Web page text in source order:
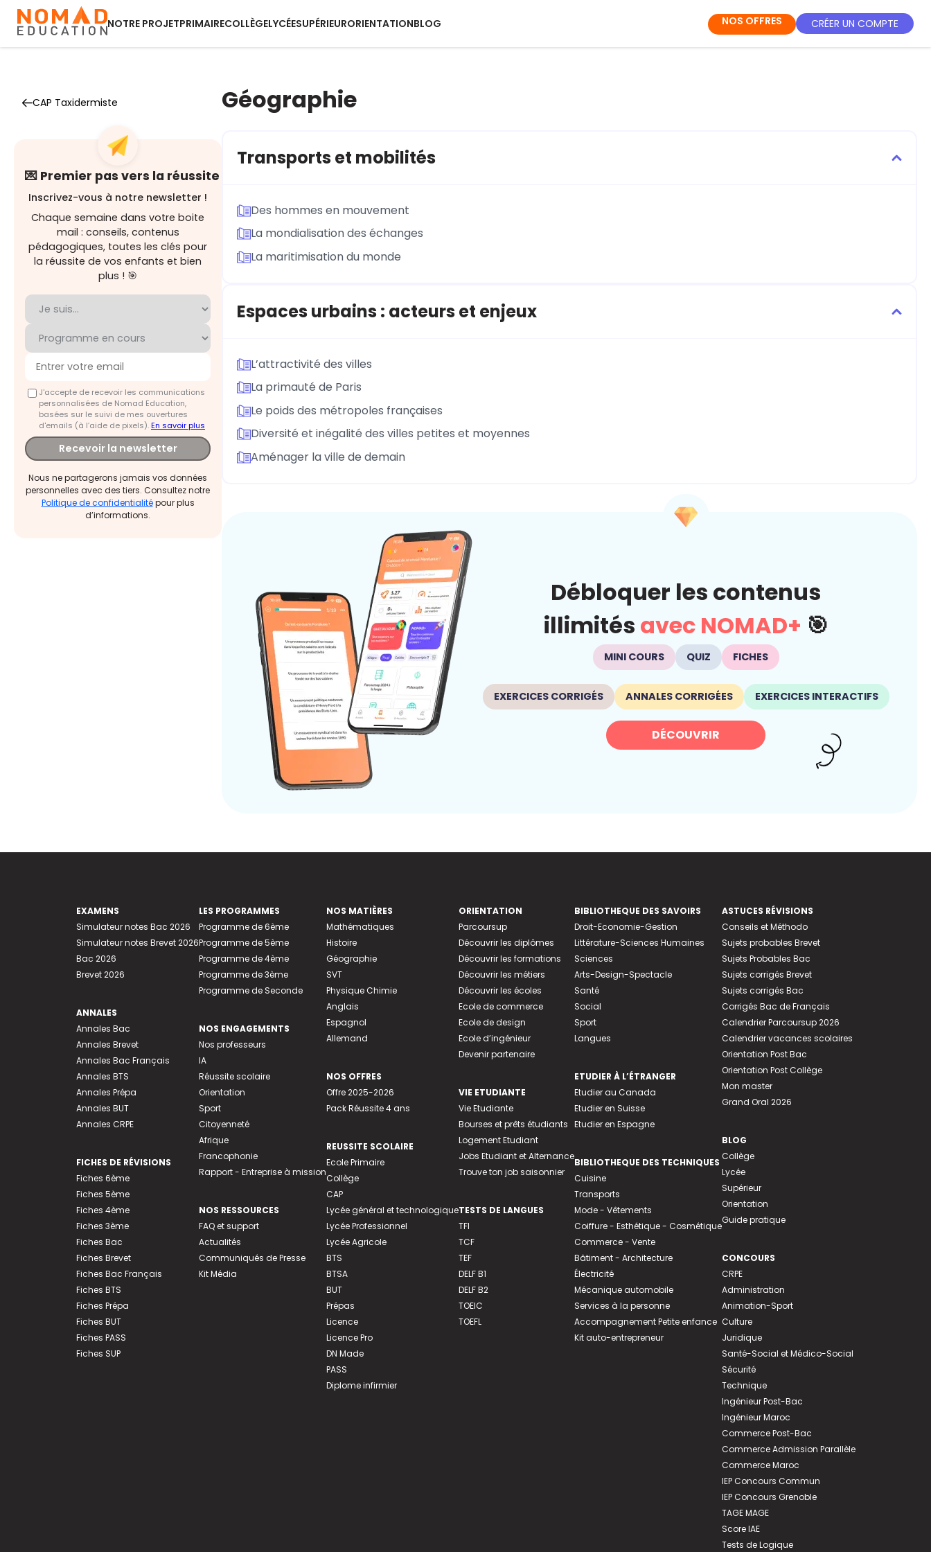
NOTRE PROJETPRIMAIRECOLLÈGELYCÉESUPÉRIEURORIENTATIONBLOG NOS OFFRES CRÉER UN COMPTE
CAP Taxidermiste
💌 Premier pas vers la réussite
Inscrivez-vous à notre newsletter !
Chaque semaine dans votre boite
mail : conseils, contenus
pédagogiques, toutes les clés pour
la réussite de vos enfants et bien
plus ! 🎯
J'accepte de recevoir les communications
personnalisées de Nomad Education,
basées sur le suivi de mes ouvertures
d'emails (à l’aide de pixels).En savoir plus
Recevoir la newsletter
Nous ne partagerons jamais vos données
personnelles avec des tiers. Consultez notre
Politique de confidentialitépour plus
d’informations.
Géographie
Transports et mobilités
Des hommes en mouvement
La mondialisation des échanges
La maritimisation du monde
Espaces urbains : acteurs et enjeux
L’attractivité des villes
La primauté de Paris
Le poids des métropoles françaises
Diversité et inégalité des villes petites et moyennes
Aménager la ville de demain
Débloquer les contenus
illimités avec NOMAD+ 🎯
MINI COURS QUIZ FICHES
EXERCICES CORRIGÉS ANNALES CORRIGÉES EXERCICES INTERACTIFS
DÉCOUVRIR
EXAMENS
Simulateur notes Bac 2026
Simulateur notes Brevet 2026
Bac 2026
Brevet 2026
ANNALES
Annales Bac
Annales Brevet
Annales Bac Français
Annales BTS
Annales Prépa
Annales BUT
Annales CRPE
FICHES DE RÉVISIONS
Fiches 6ème
Fiches 5ème
Fiches 4ème
Fiches 3ème
Fiches Bac
Fiches Brevet
Fiches Bac Français
Fiches BTS
Fiches Prépa
Fiches BUT
Fiches PASS
Fiches SUP
LES PROGRAMMES
Programme de 6ème
Programme de 5ème
Programme de 4ème
Programme de 3ème
Programme de Seconde
NOS ENGAGEMENTS
Nos professeurs
IA
Réussite scolaire
Orientation
Sport
Citoyenneté
Afrique
Francophonie
Rapport - Entreprise à mission
NOS RESSOURCES
FAQ et support
Actualités
Communiqués de Presse
Kit Média
NOS MATIÈRES
Mathématiques
Histoire
Géographie
SVT
Physique Chimie
Anglais
Espagnol
Allemand
NOS OFFRES
Offre 2025-2026
Pack Réussite 4 ans
REUSSITE SCOLAIRE
Ecole Primaire
Collège
CAP
Lycée général et technologique
Lycée Professionnel
Lycée Agricole
BTS
BTSA
BUT
Prépas
Licence
Licence Pro
DN Made
PASS
Diplome infirmier
ORIENTATION
Parcoursup
Découvrir les diplômes
Découvrir les formations
Découvrir les métiers
Découvrir les écoles
Ecole de commerce
Ecole de design
Ecole d’ingénieur
Devenir partenaire
VIE ETUDIANTE
Vie Etudiante
Bourses et prêts étudiants
Logement Etudiant
Jobs Etudiant et Alternance
Trouve ton job saisonnier
TESTS DE LANGUES
TFI
TCF
TEF
DELF B1
DELF B2
TOEIC
TOEFL
BIBLIOTHEQUE DES SAVOIRS
Droit-Economie-Gestion
Littérature-Sciences Humaines
Sciences
Arts-Design-Spectacle
Santé
Social
Sport
Langues
ETUDIER À L’ÉTRANGER
Etudier au Canada
Etudier en Suisse
Etudier en Espagne
BIBLIOTHEQUE DES TECHNIQUES
Cuisine
Transports
Mode - Vêtements
Coiffure - Esthétique - Cosmétique
Commerce - Vente
Bâtiment - Architecture
Électricité
Mécanique automobile
Services à la personne
Accompagnement Petite enfance
Kit auto-entrepreneur
ASTUCES RÉVISIONS
Conseils et Méthodo
Sujets probables Brevet
Sujets Probables Bac
Sujets corrigés Brevet
Sujets corrigés Bac
Corrigés Bac de Français
Calendrier Parcoursup 2026
Calendrier vacances scolaires
Orientation Post Bac
Orientation Post Collège
Mon master
Grand Oral 2026
BLOG
Collège
Lycée
Supérieur
Orientation
Guide pratique
CONCOURS
CRPE
Administration
Animation-Sport
Culture
Juridique
Santé-Social et Médico-Social
Sécurité
Technique
Ingénieur Post-Bac
Ingénieur Maroc
Commerce Post-Bac
Commerce Admission Parallèle
Commerce Maroc
IEP Concours Commun
IEP Concours Grenoble
TAGE MAGE
Score IAE
Tests de Logique